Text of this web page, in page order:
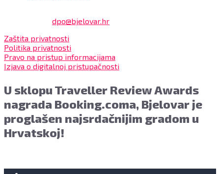
dpo@bjelovar.hr
Zaštita privatnosti
Politika privatnosti
Pravo na pristup informacijama
Izjava o digitalnoj pristupačnosti
U sklopu Traveller Review Awards
nagrada Booking.coma, Bjelovar je
proglašen najsrdačnijim gradom u
Hrvatskoj!